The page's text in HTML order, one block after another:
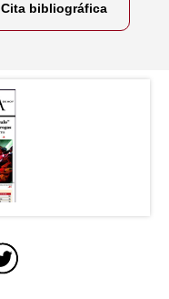
Cita bibliográfica